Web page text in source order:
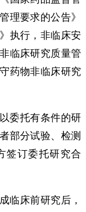
理要求的公告》
执行，非临床安
临床研究质量管
药物非临床研究
委托有条件的研
部分试验、检测
签订委托研究合
临床前研究后，